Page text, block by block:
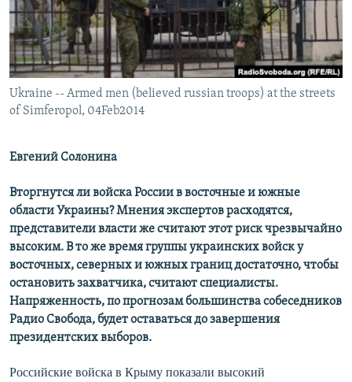
ПОБЕДИТЕЛЕЙ НЕ СУДЯТ?
КРЫМ.НЕПОКОРЕННЫЙ
ELIFBE
УКРАИНСКАЯ ПРОБЛЕМА КРЫМА
ПРИСОЕДИНЯЙТЕСЬ!
Все сайты RFE/RL
Ukraine -- Armed men (believed russian troops) at the streets
of Simferopol, 04Feb2014
Евгений Солонина
Вторгнутся ли войска России в восточные и южные
области Украины? Мнения экспертов расходятся,
представители власти же считают этот риск чрезвычайно
высоким. В то же время группы украинских войск у
восточных, северных и южных границ достаточно, чтобы
остановить захватчика, считают специалисты.
Напряженность, по прогнозам большинства собеседников
Радио Свобода, будет оставаться до завершения
президентских выборов.
Российские войска в Крыму показали высокий